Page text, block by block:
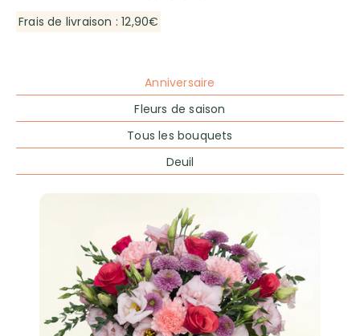
Frais de livraison : 12,90€
Anniversaire
Fleurs de saison
Tous les bouquets
Deuil